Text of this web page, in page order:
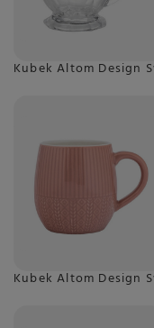
Kubek Altom Design
Kubek Altom Design